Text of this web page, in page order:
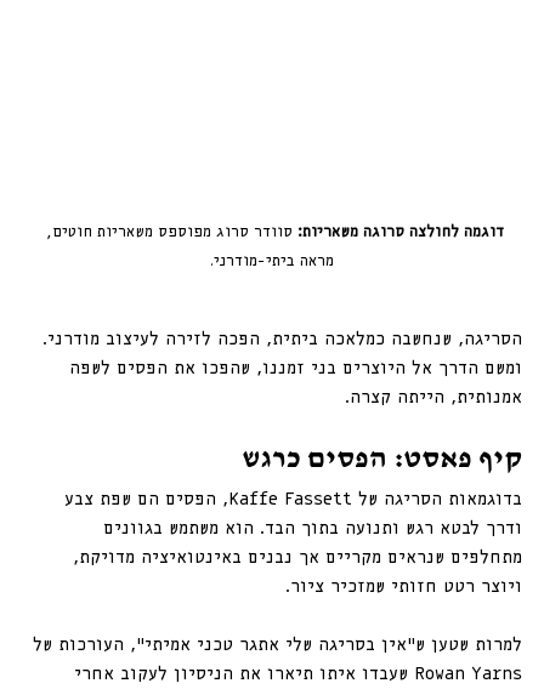
דוגמה לחולצה סרוגה משאריות: סוודר סרוג מפוספס משאריות חוטים,
מראה ביתי-מודרני.
הסריגה, שנחשבה כמלאכה ביתית, הפכה לזירה לעיצוב מודרני.
ומשם הדרך אל היוצרים בני זמננו, שהפכו את הפסים לשפה
אמנותית, הייתה קצרה.
קיף פאסט: הפסים כרגש
בדוגמאות הסריגה של Kaffe Fassett, הפסים הם שפת צבע
ודרך לבטא רגש ותנועה בתוך הבד. הוא משתמש בגוונים
מתחלפים שנראים מקריים אך נבנים באינטואיציה מדויקת,
ויוצר רטט חזותי שמזכיר ציור.
למרות שטען ש״אין בסריגה שלי אתגר טכני אמיתי״, העורכות של
Rowan Yarns שעבדו איתו תיארו את הניסיון לעקוב אחרי